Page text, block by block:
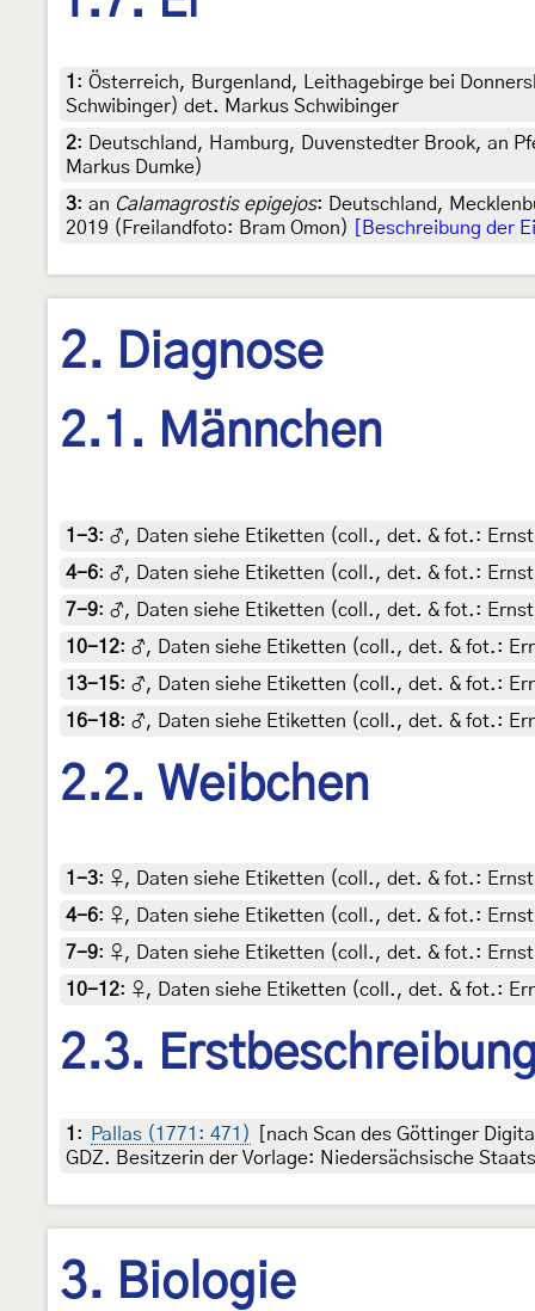
1 : Österreich, Burgenland, Leithagebirge bei
Schwibinger) det. Markus Schwibinger
2:
Deutschland, Hamburg, Duvenstedter Brook, an
Markus Dumke)
3: an Calamagrostis epigejos: Deutschland,
2019 (Freilandfoto: Bram Omon)
[Beschreibung der
2. Diagnose
2.1. Männchen
1-3: ♂, Daten siehe Etiketten (coll., det. & fot.:
4-6: ♂, Daten siehe Etiketten (coll., det. & fot.:
7-9: ♂, Daten siehe Etiketten (coll., det. & fot.:
10-12: ♂, Daten siehe Etiketten (coll., det. & fot.:
13-15: ♂, Daten siehe Etiketten (coll., det. & fot.:
16-18: ♂, Daten siehe Etiketten (coll., det. & fot.:
2.2. Weibchen
1-3: ♀, Daten siehe Etiketten (coll., det. & fot.:
4-6: ♀, Daten siehe Etiketten (coll., det. & fot.:
7-9: ♀, Daten siehe Etiketten (coll., det. & fot.:
10-12: ♀, Daten siehe Etiketten (coll., det. & fot.:
2.3.
1 : Pallas (1771: 471)
[nach Scan des Göttinger
GDZ. Besitzerin der Vorlage: Niedersächsische
3. Biologie